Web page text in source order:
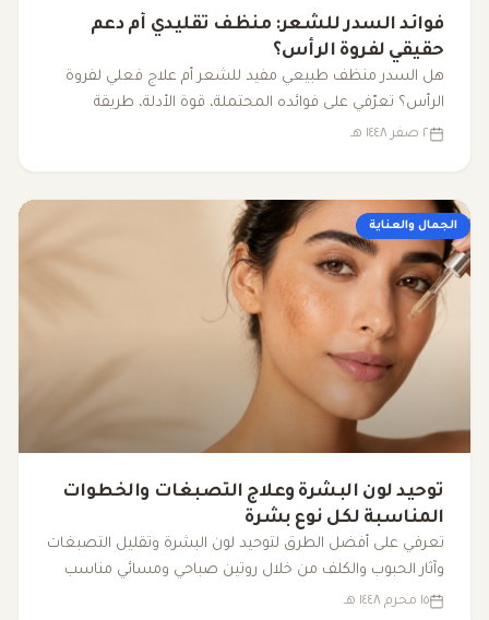
فوائد السدر للشعر: منظف تقليدي أم دعم
حقيقي لفروة الرأس؟
هل السدر منظف طبيعي مفيد للشعر أم علاج فعلي لفروة
الرأس؟ تعرّفي على فوائده المحتملة، قوة الأدلة، طريقة
استخدامه، وأضراره حسب نوع الشعر.
٢ صفر ١٤٤٨ هـ
الجمال والعناية
توحيد لون البشرة وعلاج التصبغات والخطوات
المناسبة لكل نوع بشرة
تعرفي على أفضل الطرق لتوحيد لون البشرة وتقليل التصبغات
وآثار الحبوب والكلف من خلال روتين صباحي ومسائي مناسب
لكل نوع بشرة وبمكونات فعالة وآمنة.
١٥ محرم ١٤٤٨ هـ